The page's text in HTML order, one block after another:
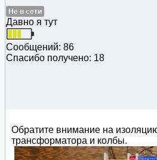
Не в сети
Давно я тут
Сообщений: 86
Спасибо получено: 18
Обратите внимание на
трансформатора и колбы.